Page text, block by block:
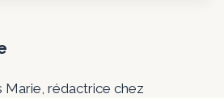
Marie, rédactrice chez